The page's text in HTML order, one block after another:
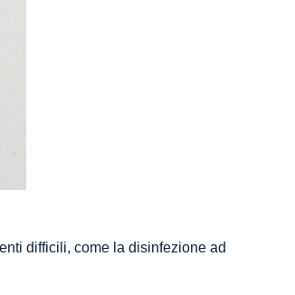
difficili, come la disinfezione ad